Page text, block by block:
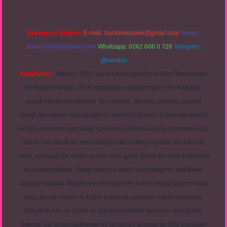
Reklam ve İletişim: E-mail: backlinkpaneli@gmail.com Teams:
forumhizmeti@gmail.com Whatsapp: 0262 606 0 726 Telegram:
@karabul
Yasal Uyarı: Sitemiz, 5651 Sayılı Kanun gereğince Bilgi Teknolojileri
ve İletişim Kurumu (BTK) tarafından onaylanmış bir Yer Sağlayıcı
olarak hizmet vermektedir. Bu nedenle, sitedeki içerikleri proaktif
olarak denetleme veya araştırma yükümlülüğümüz bulunmamaktadır.
Ancak, üyelerimiz yazdıkları içeriklerin sorumluluğunu taşımakta olup,
siteye üye olarak bu sorumluluğu kabul etmiş sayılırlar. Bu internet
sitesi, herhangi bir marka, kurum veya şahıs şirketi ile hiçbir bağlantısı
bulunmamaktadır. Sitede yalnızca kendi hazırladığımız makaleler
paylaşılmaktadır. Burada yer alan içerikler haber niteliği taşımamakta
olup, gerçek kurum ve kişiler hakkında paylaşım yapılmamaktadır.
Gerçek kurum ve kişiler ile isim benzerlikleri tamamen tesadüfidir.
Sitemiz, kar amacı gütmeyen ve tamamen ücretsiz bir bilgi paylaşım